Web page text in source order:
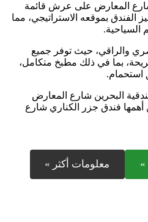
المعارض على عرش قائمة
الفندق بموقعه الاستراتيجي، مما
السياحية.
والراقي، حيث توفر جميع
بما في ذلك مطبخ متكامل،
استحمام.
البحرين شارع المعارض
أهمها فندق جزر الكناري شارع
معلومات أكثر »